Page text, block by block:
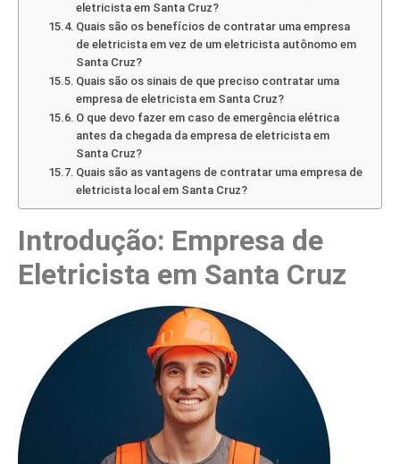
eletricista em Santa Cruz?
Quais são os benefícios de contratar uma empresa
de eletricista em vez de um eletricista autônomo em
Santa Cruz?
Quais são os sinais de que preciso contratar uma
empresa de eletricista em Santa Cruz?
O que devo fazer em caso de emergência elétrica
antes da chegada da empresa de eletricista em
Santa Cruz?
Quais são as vantagens de contratar uma empresa de
eletricista local em Santa Cruz?
Introdução: Empresa de
Eletricista em Santa Cruz